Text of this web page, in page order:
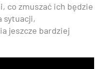
co zmuszać ich będzie
sytuacji,
jeszcze bardziej